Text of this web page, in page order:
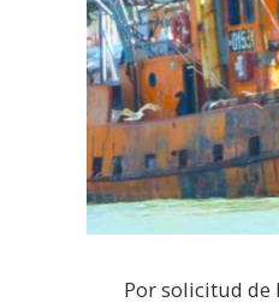
Por solicitud de